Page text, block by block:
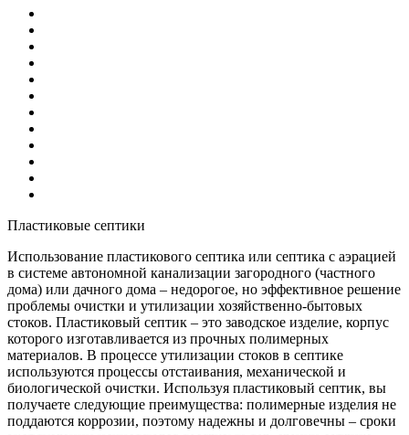
Пластиковые септики
Использование пластикового септика или септика с аэрацией
в системе автономной канализации загородного (частного
дома) или дачного дома – недорогое, но эффективное решение
проблемы очистки и утилизации хозяйственно-бытовых
стоков. Пластиковый септик – это заводское изделие, корпус
которого изготавливается из прочных полимерных
материалов. В процессе утилизации стоков в септике
используются процессы отстаивания, механической и
биологической очистки. Используя пластиковый септик, вы
получаете следующие преимущества: полимерные изделия не
поддаются коррозии, поэтому надежны и долговечны – сроки